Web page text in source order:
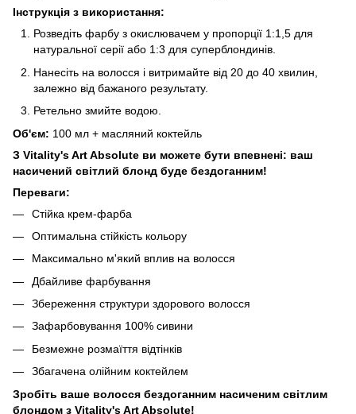
Інструкція з використання:
Розведіть фарбу з окислювачем у пропорції 1:1,5 для
натуральної серії або 1:3 для суперблондинів.
Нанесіть на волосся і витримайте від 20 до 40 хвилин,
залежно від бажаного результату.
Ретельно змийте водою.
Об'єм: 100 мл + масляний коктейль
З Vitality's Art Absolute ви можете бути впевнені: ваш
насичений світлий блонд буде бездоганним!
Переваги:
Стійка крем-фарба
Оптимальна стійкість кольору
Максимально м'який вплив на волосся
Дбайливе фарбування
Збереження структури здорового волосся
Зафарбовування 100% сивини
Безмежне розмаїття відтінків
Збагачена олійним коктейлем
Зробіть ваше волосся бездоганним насиченим світлим
блондом з Vitality's Art Absolute!